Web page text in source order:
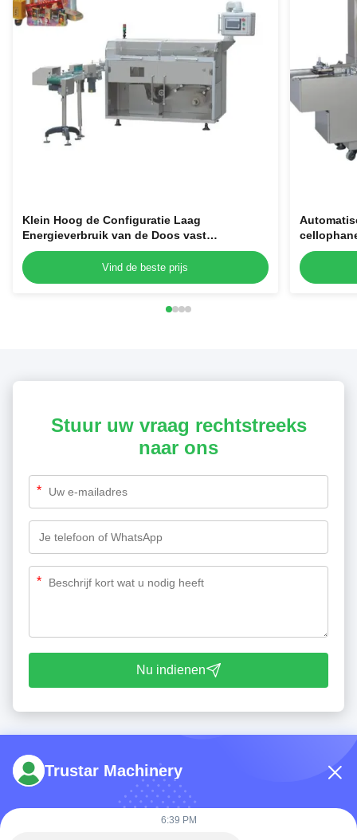
Klein Hoog de Configuratie Laag
Energieverbruik van de Doos vast
Verpakkende Machine
Vind de beste prijs
hoge
Stuur uw vraag rechtstreeks
naar ons
*
*
Nu indienen
Trustar Machinery
6:39 PM